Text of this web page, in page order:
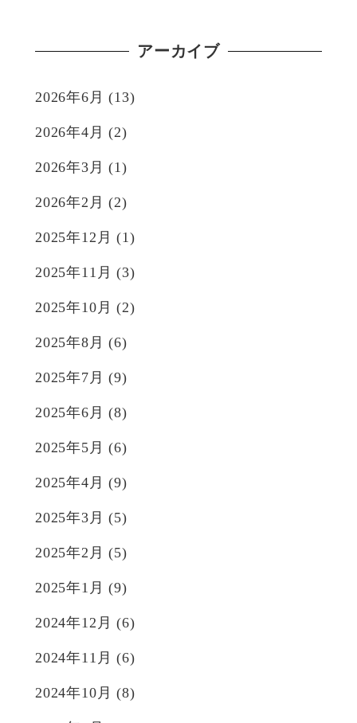
アーカイブ
2026年6月 (13)
2026年4月 (2)
2026年3月 (1)
2026年2月 (2)
2025年12月 (1)
2025年11月 (3)
2025年10月 (2)
2025年8月 (6)
2025年7月 (9)
2025年6月 (8)
2025年5月 (6)
2025年4月 (9)
2025年3月 (5)
2025年2月 (5)
2025年1月 (9)
2024年12月 (6)
2024年11月 (6)
2024年10月 (8)